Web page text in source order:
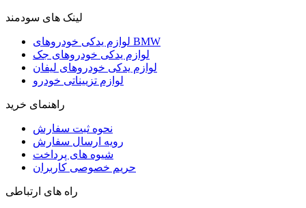
لینک های سودمند
لوازم یدکی خودروهای BMW
لوازم یدکی خودروهای جک
لوازم یدکی خودروهای لیفان
لوازم تزییناتی خودرو
راهنمای خرید
نحوه ثبت سفارش
رویه ارسال سفارش
شیوه های پرداخت
حریم خصوصی کاربران
راه های ارتباطی